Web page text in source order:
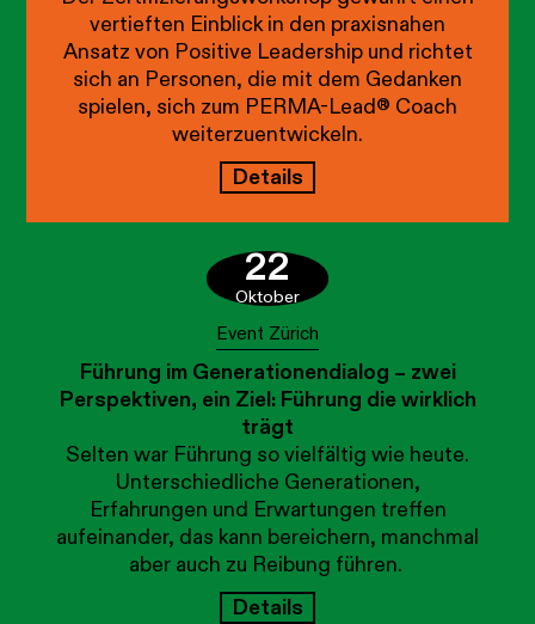
vertieften Einblick in den praxisnahen
Ansatz von Positive Leadership und richtet
sich an Personen, die mit dem Gedanken
spielen, sich zum PERMA-Lead® Coach
weiterzuentwickeln.
Details
22
Oktober
Event Zürich
Führung im Generationendialog – zwei
Perspektiven, ein Ziel: Führung die wirklich
trägt
Selten war Führung so vielfältig wie heute.
Unterschiedliche Generationen,
Erfahrungen und Erwartungen treffen
aufeinander, das kann bereichern, manchmal
aber auch zu Reibung führen.
Details